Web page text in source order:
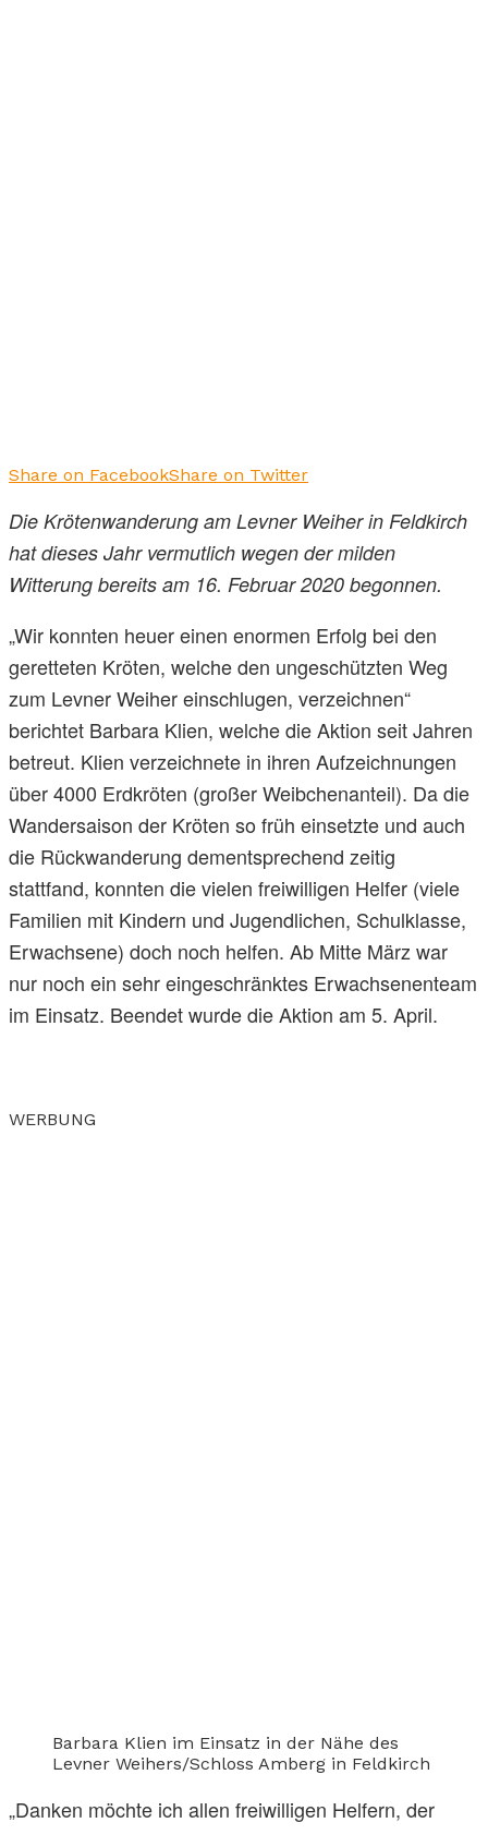
Share on FacebookShare on Twitter
Die Krötenwanderung am Levner Weiher in Feldkirch
hat dieses Jahr vermutlich wegen der milden
Witterung bereits am 16. Februar 2020 begonnen.
„Wir konnten heuer einen enormen Erfolg bei den
geretteten Kröten, welche den ungeschützten Weg
zum Levner Weiher einschlugen, verzeichnen“
berichtet Barbara Klien, welche die Aktion seit Jahren
betreut. Klien verzeichnete in ihren Aufzeichnungen
über 4000 Erdkröten (großer Weibchenanteil). Da die
Wandersaison der Kröten so früh einsetzte und auch
die Rückwanderung dementsprechend zeitig
stattfand, konnten die vielen freiwilligen Helfer (viele
Familien mit Kindern und Jugendlichen, Schulklasse,
Erwachsene) doch noch helfen. Ab Mitte März war
nur noch ein sehr eingeschränktes Erwachsenenteam
im Einsatz. Beendet wurde die Aktion am 5. April.
WERBUNG
Barbara Klien im Einsatz in der Nähe des
Levner Weihers/Schloss Amberg in Feldkirch
„Danken möchte ich allen freiwilligen Helfern, der